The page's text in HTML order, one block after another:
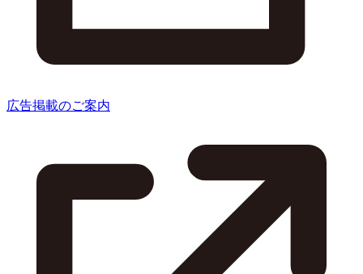
広告掲載のご案内